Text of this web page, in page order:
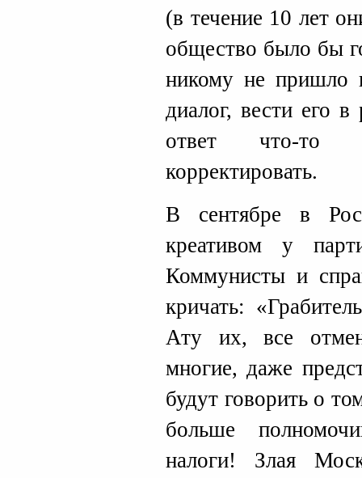
(в течение 10 лет
общество было бы
никому не пришло
диалог, вести его
ответ что-то
корректировать.
В сентябре в
креативом у
Коммунисты и
кричать:
Ату их, все
многие, даже
будут говорить о
больше
налоги! Злая